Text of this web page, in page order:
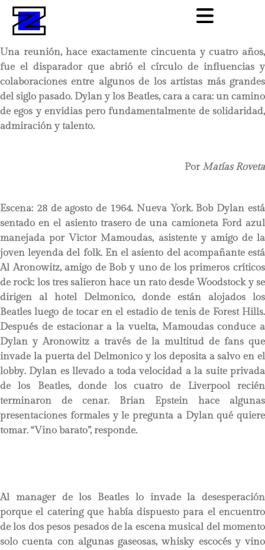
Una reunión, hace exactamente cincuenta y cuatro años,
fue el disparador que abrió el círculo de influencias y
colaboraciones entre algunos de los artistas más grandes
del siglo pasado. Dylan y los Beatles, cara a cara: un camino
de egos y envidias pero fundamentalmente de solidaridad,
admiración y talento.
Por Matías Roveta
Escena: 28 de agosto de 1964. Nueva York. Bob Dylan está
sentado en el asiento trasero de una camioneta Ford azul
manejada por Victor Mamoudas, asistente y amigo de la
joven leyenda del folk. En el asiento del acompañante está
Al Aronowitz, amigo de Bob y uno de los primeros críticos
de rock: los tres salieron hace un rato desde Woodstock y se
dirigen al hotel Delmonico, donde están alojados los
Beatles luego de tocar en el estadio de tenis de Forest Hills.
Después de estacionar a la vuelta, Mamoudas conduce a
Dylan y Aronowitz a través de la multitud de fans que
invade la puerta del Delmonico y los deposita a salvo en el
lobby. Dylan es llevado a toda velocidad a la suite privada
de los Beatles, donde los cuatro de Liverpool recién
terminaron de cenar. Brian Epstein hace algunas
presentaciones formales y le pregunta a Dylan qué quiere
tomar. “Vino barato”, responde.
Al manager de los Beatles lo invade la desesperación
porque el catering que había dispuesto para el encuentro
de los dos pesos pesados de la escena musical del momento
solo cuenta con algunas gaseosas, whisky escocés y vino